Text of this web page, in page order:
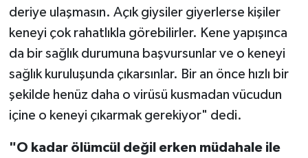
deriye ulaşmasın. Açık giysiler giyerlerse kişiler
keneyi çok rahatlıkla görebilirler. Kene yapışınca
da bir sağlık durumuna başvursunlar ve o keneyi
sağlık kuruluşunda çıkarsınlar. Bir an önce hızlı bir
şekilde henüz daha o virüsü kusmadan vücudun
içine o keneyi çıkarmak gerekiyor" dedi.
"O kadar ölümcül değil erken müdahale ile